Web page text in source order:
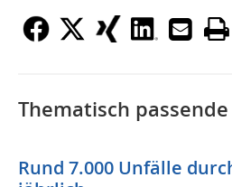
Thematisch
Rund 7.000 Unfälle